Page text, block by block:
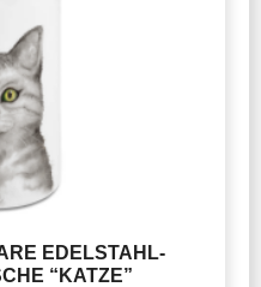
EDELSTAHL-
“KATZE”